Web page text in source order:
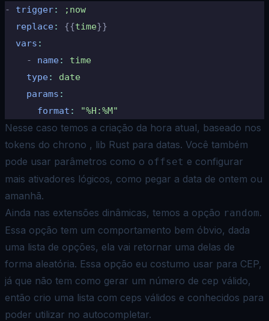
- trigger:
;now
  replace
: {{time}}
  vars
:
    -
name:
time
	type
:
date
	params
:
	  format
: "%H:%M"
Nesse caso temos a criação da hora atual, baseado nos
tokens do chrono , lib Rust para datas. Você também
pode usar parâmetros como o offset e configurar
mais ativadores lógicos, como pegar a data de ontem ou
amanhã.
Ainda nas extensões dinâmicas, temos a opção random.
Essa opção tem um comportamento bem óbvio, dada
uma lista de opções, ela vai retornar uma delas de
forma aleatória. Essa opção eu costumo usar para CEP,
já que não tem como gerar um número de cep válido,
então crio uma lista com ceps válidos e conhecidos para
poder utilizar no autocompletar.